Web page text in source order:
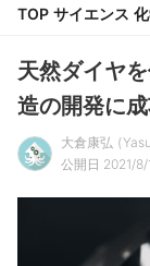
TOP サイエンス
天然ダイヤ
造の開発に
大倉康弘
公開日 2021/8/